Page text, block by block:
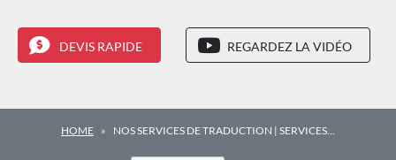
DEVIS RAPIDE REGARDEZ LA VIDÉO
HOME NOS SERVICES DE TRADUCTION | SERVICES…